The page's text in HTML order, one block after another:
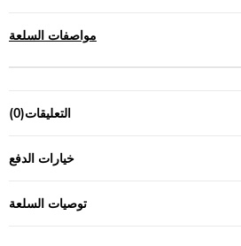
مواصفات السلعة
التعليقات(0)
خيارات الدفع
توصيات السلعة